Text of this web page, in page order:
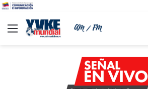
Menu